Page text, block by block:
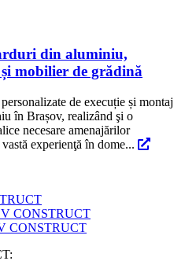
din aluminiu,
mobilier de grădină
de execuție și montaj
în Brașov, realizând şi o
necesare amenajărilor
experienţă în dome...
CONSTRUCT
CONSTRUCT